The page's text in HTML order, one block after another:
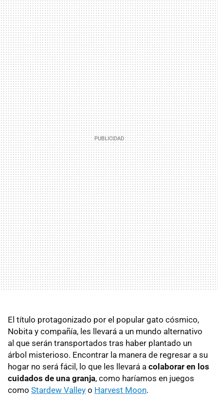
El título protagonizado por el popular gato cósmico,
Nobita y compañía, les llevará a un mundo alternativo
al que serán transportados tras haber plantado un
árbol misterioso. Encontrar la manera de regresar a su
hogar no será fácil, lo que les llevará a colaborar en los
cuidados de una granja, como haríamos en juegos
como Stardew Valley o Harvest Moon.